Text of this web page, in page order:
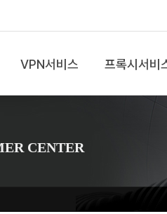
VPN서비스 프록시서비
CENTER